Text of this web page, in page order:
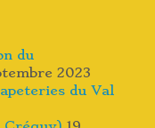
du
2023
du Val